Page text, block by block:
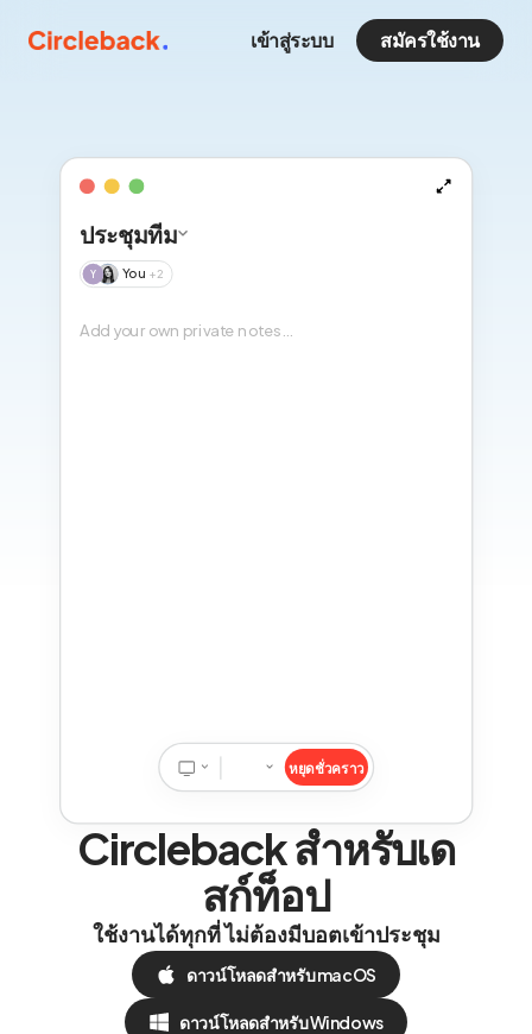
เข้าสู่ระบบ สมัครใช้งาน
Circleback สำหรับเด
สก์ท็อป
ใช้งานได้ทุกที่ ไม่ต้องมีบอตเข้าประชุม
ดาวน์โหลดสำหรับ macOS
ดาวน์โหลดสำหรับ Windows
ประชุมทีม
Y JP You +2
Add your own private notes…
หยุดชั่วคราว